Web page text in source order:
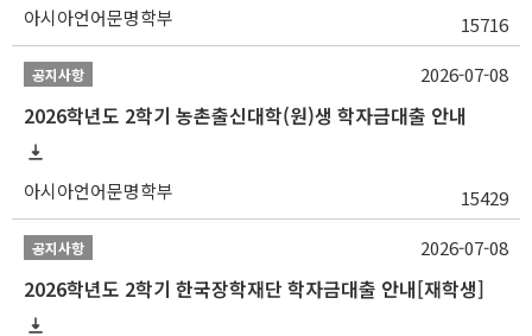
아시아언어문명학부 15716
공지사항
2026학년도 2학기 농촌출신대학(원)생 학자금대출 안내
아시아언어문명학부 15429
2026-07-08
공지사항
2026학년도 2학기 한국장학재단 학자금대출 안내[재학생]
2026-07-08